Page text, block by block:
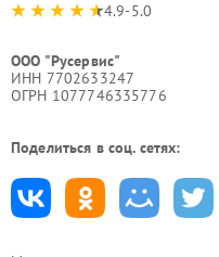
4.9-5.0
ООО "Русервис"
ИНН 7702633247
ОГРН 1077746335776
Поделиться в соц. сетях: